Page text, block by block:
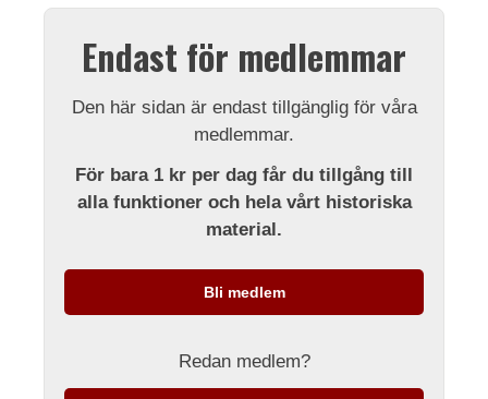
Endast för medlemmar
Den här sidan är endast tillgänglig för våra
medlemmar.
För bara 1 kr per dag får du tillgång till
alla funktioner och hela vårt historiska
material.
Bli medlem
Redan medlem?